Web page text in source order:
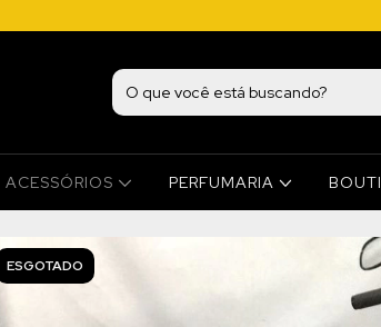
ACESSÓRIOS PERFUMARIA
ESGOTADO